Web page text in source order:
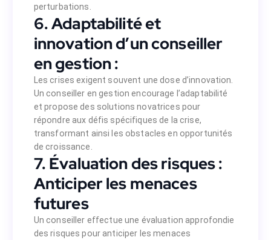
perturbations.
6. Adaptabilité et
innovation d’un conseiller
en gestion :
Les crises exigent souvent une dose d’innovation.
Un conseiller en gestion encourage l’adaptabilité
et propose des solutions novatrices pour
répondre aux défis spécifiques de la crise,
transformant ainsi les obstacles en opportunités
de croissance.
7. Évaluation des risques :
Anticiper les menaces
futures
Un conseiller effectue une évaluation approfondie
des risques pour anticiper les menaces
opportunités de croissance.
les menaces futures
anticiper les menaces potentielles. En
préventives pour éviter que la crise ne
de sécuriser l’avenir de l’entreprise.
8. Gestion des
peuvent être mises à l’épreuve en
une coopération continue et en
avantageux pour stabiliser la situation.
réaction, elle nécessite une approche
guide pendant ces moments difficiles,
et émerger plus fort que jamais.
comment notre
chaque obstacle en une opportunité de
croissance.